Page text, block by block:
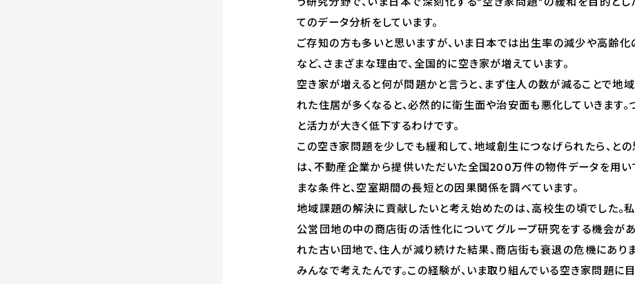
てのデータ分析をしています。
ご存知の方も多いと思いますが、いま日本では出生率の減少や高齢
など、さまざまな理由で、全国的に空き家が増えています。
空き家が増えると何が問題かと言うと、まず住人の数が減ることで地域
れた住居が多くなると、必然的に衛生面や治安面も悪化していきます。
と活力が大きく低下するわけです。
この空き家問題を少しでも緩和して、地域創生につなげられたら、と
は、不動産企業から提供いただいた全国200万件の物件データを用い
まな条件と、空室期間の長短との因果関係を調べています。
地域課題の解決に貢献したいと考え始めたのは、高校生の頃でした。
公営団地の中の商店街の活性化についてグループ研究をする機会が
れた古い団地で、住人が減り続けた結果、商店街も衰退の危機にあり
みんなで考えたんです。この経験が、いま取り組んでいる空き家問題に